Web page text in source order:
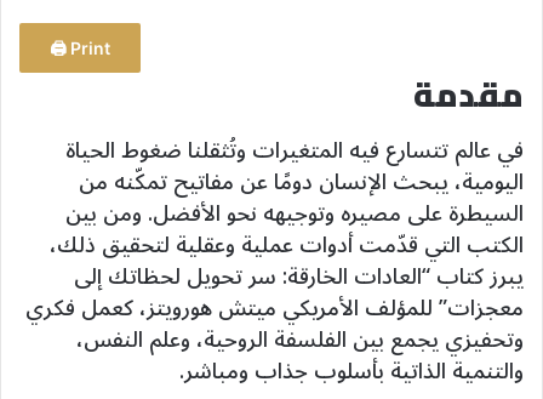
Print 🖨
مقدمة
في عالم تتسارع فيه المتغيرات وتُثقلنا ضغوط الحياة
اليومية، يبحث الإنسان دومًا عن مفاتيح تمكّنه من
السيطرة على مصيره وتوجيهه نحو الأفضل. ومن بين
الكتب التي قدّمت أدوات عملية وعقلية لتحقيق ذلك،
يبرز كتاب “العادات الخارقة: سر تحويل لحظاتك إلى
معجزات” للمؤلف الأمريكي ميتش هورويتز، كعمل فكري
وتحفيزي يجمع بين الفلسفة الروحية، وعلم النفس،
والتنمية الذاتية بأسلوب جذاب ومباشر.